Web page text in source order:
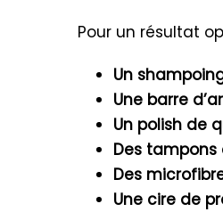
Pour un résultat
Un
Une barre
Un polish de
Des
Des
Une cire de